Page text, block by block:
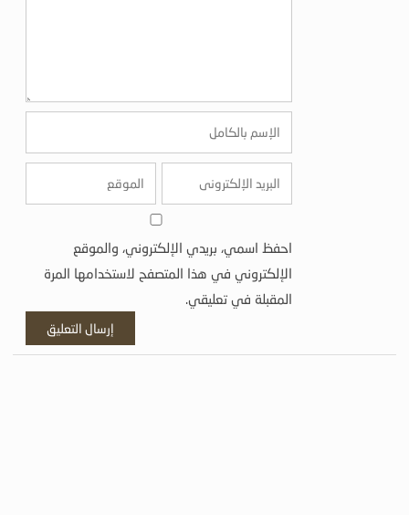
احفظ اسمي، بريدي الإلكتروني، والموقع
الإلكتروني في هذا المتصفح لاستخدامها المرة
المقبلة في تعليقي.